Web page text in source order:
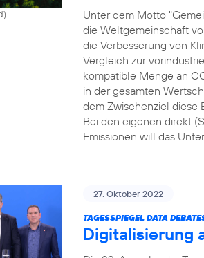
Unter dem Motto
die Weltgemeinschaft
die Verbesserung von
Vergleich zur
kompatible Menge an
in der gesamten
dem Zwischenziel diese
Bei den eigenen direkt
Emissionen will das
27. Oktober 2022
TAGESSPIEGEL DATA
Digitalisierung